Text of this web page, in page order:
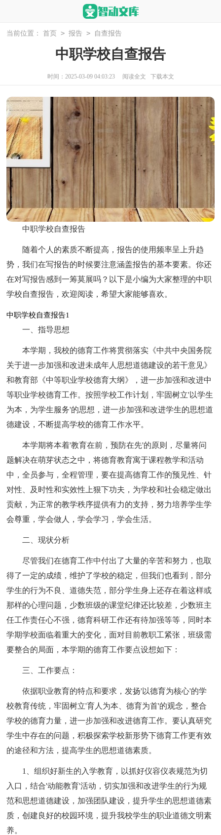
当前位置： 首页 > 报告 > 自查报告
中职学校自查报告
时间：2025-03-09 04:03:23 阅读全文 下载本文
中职学校自查报告
随着个人的素质不断提高，报告的使用频率呈上升趋
势，我们在写报告的时候要注意涵盖报告的基本要素。你还
在对写报告感到一筹莫展吗？以下是小编为大家整理的中职
学校自查报告，欢迎阅读，希望大家能够喜欢。
中职学校自查报告1
一、指导思想
本学期，我校的德育工作将贯彻落实《中共中央国务院
关于进一步加强和改进未成年人思想道德建设的若干意见》
和教育部《中等职业学校德育大纲》，进一步加强和改进中
等职业学校德育工作。按照学校工作计划，牢固树立'以学生
为本，为学生服务'的思想，进一步加强和改进学生的思想道
德建设，不断提高学校的德育工作水平。
本学期将本着'教育在前，预防在先'的原则，尽量将问
题解决在萌芽状态之中，将德育教育寓于课程教学和活动
中，全员参与，全程管理，要在提高德育工作的预见性、针
对性、及时性和实效性上狠下功夫，为学校和社会稳定做出
贡献，为正常的教学秩序提供有力的支持，努力培养学生学
会尊重，学会做人，学会学习，学会生活。
二、现状分析
尽管我们在德育工作中付出了大量的辛苦和努力，也取
得了一定的成绩，维护了学校的稳定，但我们也看到，部分
学生的行为不良、道德失范，部分学生身上还存在着这样或
那样的心理问题，少数班级的课堂纪律还比较差，少数班主
任工作责任心不强，德育科研工作还有待加强等等，同时本
学期学校面临着重大的变化，面对目前教职工紧张，班级需
要整合的局面，本学期的德育工作要点设想如下：
三、工作要点：
依据职业教育的特点和要求，发扬'以德育为核心'的学
校教育传统，牢固树立'育人为本、德育为首'的观念，整合
学校的德育力量，进一步加强和改进德育工作。要认真研究
学生中存在的问题，积极探索学校新形势下德育工作更有效
的途径和方法，提高学生的思想道德素质。
1、组织好新生的入学教育，以抓好仪容仪表规范为切
入口，结合'动能教育'活动，切实加强和改进学生的行为规
范和思想道德建设，加强团队建设，提升学生的思想道德素
质，创建良好的校园环境，提升我校学生的职业道德文明素
养。